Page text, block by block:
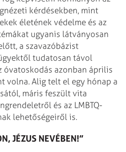
kérdésekben, mint
életének védelme és az
ugyanis látványosan
a szavazóbázist
tudatosan távol
óvatoskodás azonban április
volna. Alig telt el egy hónap a
máris feszült vita
és az LMBTQ-
lehetőségeiről is.
JÉZUS NEVÉBEN!”